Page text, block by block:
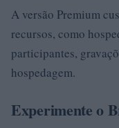
A versão Premium
recursos, como
participantes,
hospedagem.
Experimente o